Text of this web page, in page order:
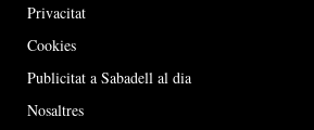
Privacitat
Cookies
Publicitat a Sabadell al dia
Nosaltres